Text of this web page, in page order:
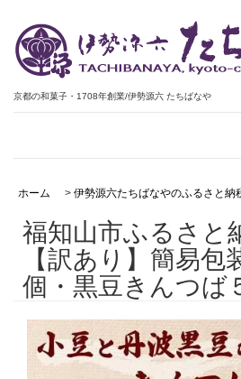
京都の和菓子・1708年創業/伊勢源六 たちばなや
ホーム > 伊勢源六たちばなやのふるさと納
福知山市ふるさ
【訳あり】簡易包
個・黒豆きんつば